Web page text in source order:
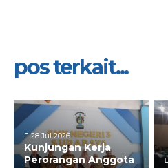
pos terkait...
28 Jul 2026
Kunjungan Kerja
Perorangan Anggota